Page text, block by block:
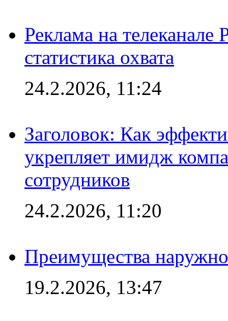
Реклама на
статистика охвата
24.2.2026, 11:24
Заголовок: Как
укрепляет имидж
сотрудников
24.2.2026, 11:20
Преимущества
19.2.2026, 13:47